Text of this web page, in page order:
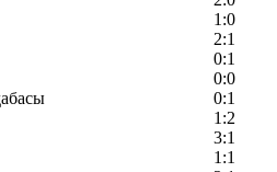
1:0
2:1
0:1
0:0
0:1
1:2
3:1
1:1